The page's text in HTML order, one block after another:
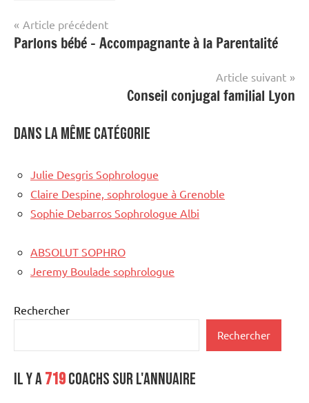
Navigation
de
Article précédent
Parlons bébé – Accompagnante à la Parentalité
Article suivant
Conseil conjugal familial Lyon
Dans la même catégorie
Julie Desgris Sophrologue
Claire Despine, sophrologue à Grenoble
Sophie Debarros Sophrologue Albi
ABSOLUT SOPHRO
Jeremy Boulade sophrologue
Rechercher
Rechercher
Il y a719coachs sur l'annuaire